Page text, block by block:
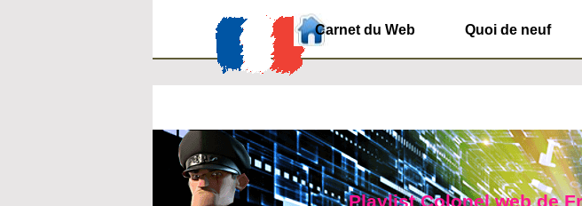
Carnet du Web Quoi de neuf
Playlist Colonel web de